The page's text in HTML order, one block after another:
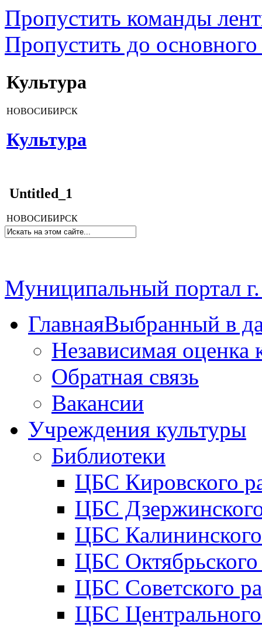
Пропустить команды
Пропустить до основного
Культура
НОВОСИБИРСК
Культура
Untitled_1
НОВОСИБИРСК
Муниципальный портал
ГлавнаяВыбранный в
Независимая оценка
Обратная связь
Вакансии
Учреждения культуры
Библиотеки
ЦБС Кировского
ЦБС
ЦБС
ЦБС
ЦБС Советского
ЦБС